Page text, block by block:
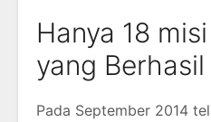
Hanya 18
yang Berhasil
Pada September 2014